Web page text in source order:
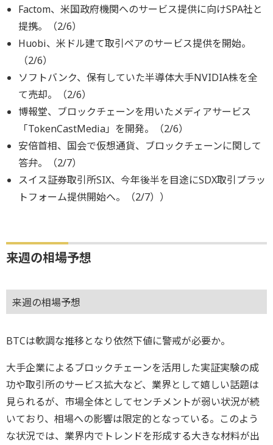
Factom、米国政府機関へのサービス提供に向けSPA社と
提携。（2/6）
Huobi、米ドル建て取引ペアのサービス提供を開始。
（2/6）
ソフトバンク、保有していた半導体大手NVIDIA株を全
て売却。（2/6）
博報堂、ブロックチェーンを用いたメディアサービス
「TokenCastMedia」を開発。（2/6）
安倍首相、国会で仮想通貨、ブロックチェーンに関して
答弁。（2/7）
スイス証券取引所SIX、今年後半を目途にSDX取引プラッ
トフォーム提供開始へ。（2/7））
来週の相場予想
来週の相場予想
BTCは軟調な推移となり依然下値に警戒が必要か。
大手企業によるブロックチェーンを活用した実証実験の成
功や取引所のサービス拡大など、業界として嬉しい話題は
見られるが、市場全体としてセンチメントが弱い状況が続
いており、相場への影響は限定的となっている。このよう
な状況では、業界内でトレンドを形成する大きな材料が出